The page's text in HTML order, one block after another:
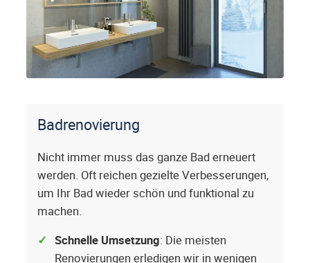
Badrenovierung
Nicht immer muss das ganze Bad erneuert
werden. Oft reichen gezielte Verbesserungen,
um Ihr Bad wieder schön und funktional zu
machen.
Schnelle Umsetzung: Die meisten
Renovierungen erledigen wir in wenigen